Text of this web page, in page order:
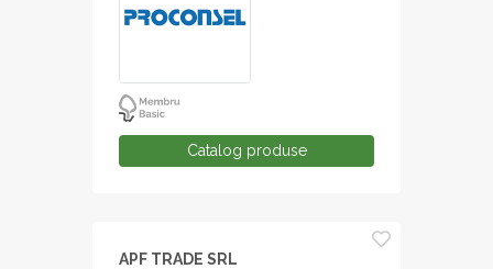
Catalog produse
APF TRADE SRL